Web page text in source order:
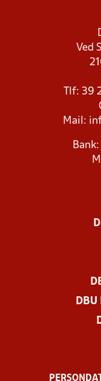
Ved
Tlf: 39
Mail:
DBU